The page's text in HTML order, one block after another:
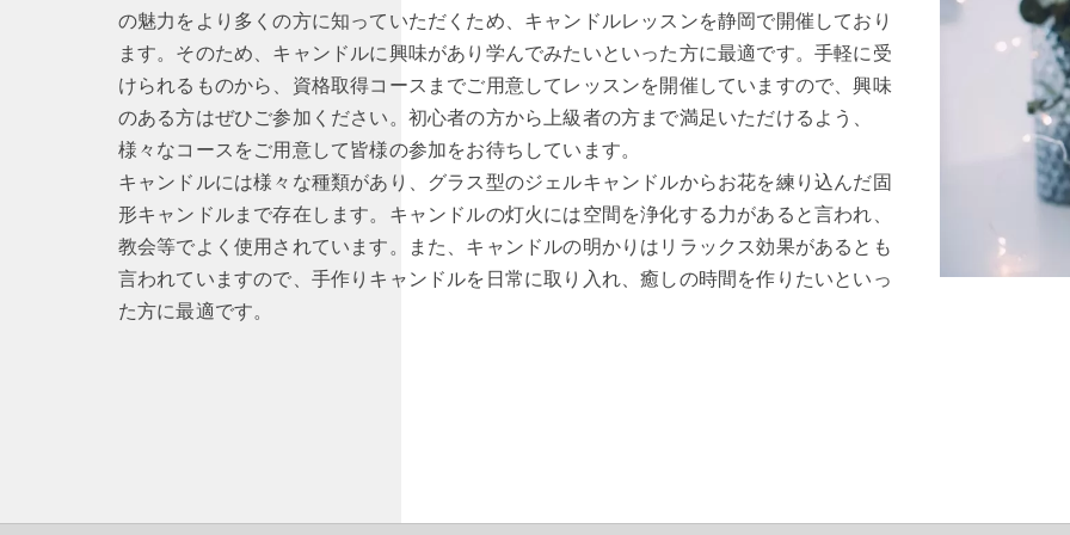
の魅力をより多くの方に知っていただくため、キャンドルレッスンを静岡で開催しており
ます。そのため、キャンドルに興味があり学んでみたいといった方に最適です。手軽に受
けられるものから、資格取得コースまでご用意してレッスンを開催していますので、興味
のある方はぜひご参加ください。初心者の方から上級者の方まで満足いただけるよう、
様々なコースをご用意して皆様の参加をお待ちしています。
キャンドルには様々な種類があり、グラス型のジェルキャンドルからお花を練り込んだ固
形キャンドルまで存在します。キャンドルの灯火には空間を浄化する力があると言われ、
教会等でよく使用されています。また、キャンドルの明かりはリラックス効果があるとも
言われていますので、手作りキャンドルを日常に取り入れ、癒しの時間を作りたいといっ
た方に最適です。